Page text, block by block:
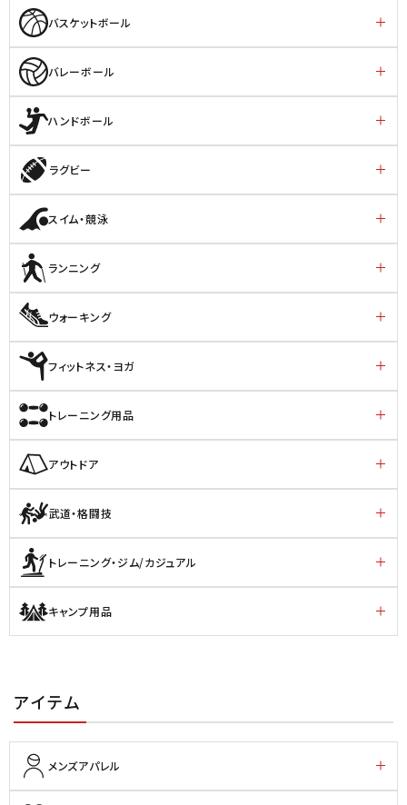
バスケットボール
バレーボール
ハンドボール
ラグビー
スイム・競泳
ランニング
ウォーキング
フィットネス・ヨガ
トレーニング用品
アウトドア
武道・格闘技
トレーニング・ジム/カジュアル
キャンプ用品
アイテム
メンズアパレル